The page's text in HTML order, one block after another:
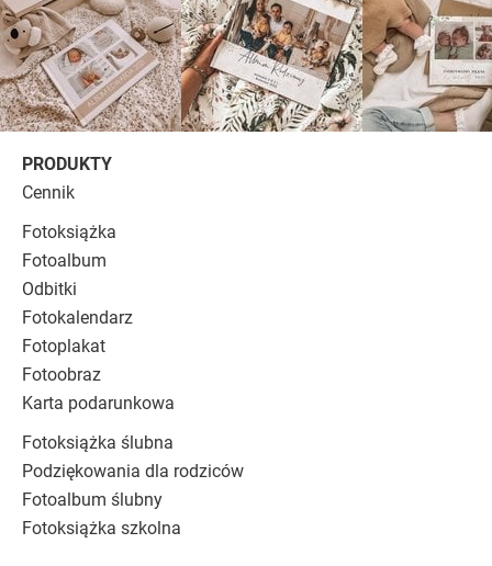
PRODUKTY
Cennik
Fotoksiążka
Fotoalbum
Odbitki
Fotokalendarz
Fotoplakat
Fotoobraz
Karta podarunkowa
Fotoksiążka ślubna
Podziękowania dla rodziców
Fotoalbum ślubny
Fotoksiążka szkolna